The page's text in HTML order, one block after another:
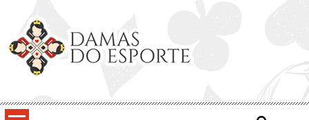
content
Damas do Esporte